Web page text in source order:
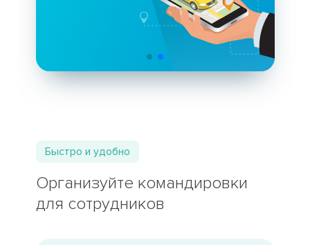
Быстро и удобно
Организуйте командировки
для сотрудников